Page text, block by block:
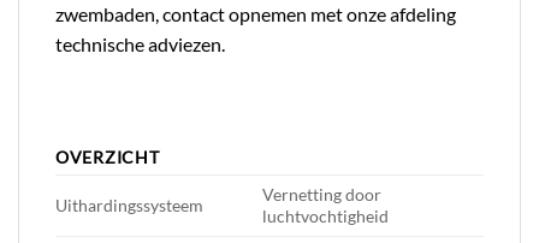
zwembaden, contact opnemen met onze afdeling
technische adviezen.
OVERZICHT
Uithardingssysteem
Vernetting door
luchtvochtigheid